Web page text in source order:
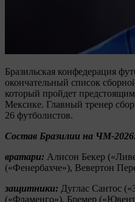
Бразильская конфедерация
окончательный список
который пройдет
Мексике. Главный тренер
26 футболистов.
Состав Бразилии на ЧМ-
вратари: Алисон Бекер
(«Фенербахче»), Вевертон
защитники: Дуглас Сантос
(«Фламенго»), Бремер